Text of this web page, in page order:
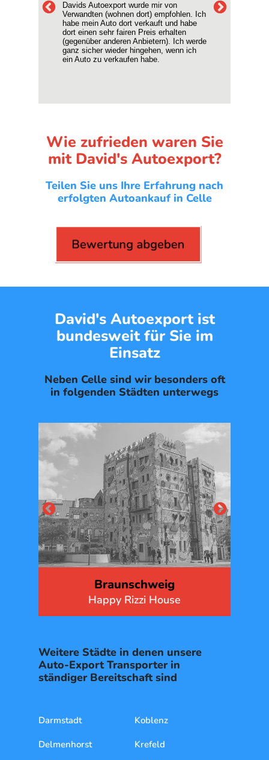
War eine rundum gute Erfahrung. Die
Käufer waren sehr professionell und
freundlich. Der Preis für unser Auto war
absolut fair und die Abwicklung super
unkompliziert. Alles in allem sehr
empfehlenswert!!!
Wie zufrieden waren Sie
mit David's Autoexport?
Teilen Sie uns Ihre Erfahrung nach
erfolgten Autoankauf in Celle
Bewertung abgeben
David's Autoexport ist
bundesweit für Sie im
Einsatz
Neben Celle sind wir besonders oft
in folgenden Städten unterwegs
Osnabrück
Osnabrücker Altstadt
Weitere Städte in denen unsere
Auto-Export Transporter in
ständiger Bereitschaft sind
Darmstadt
Delmenhorst
Koblenz
Krefeld